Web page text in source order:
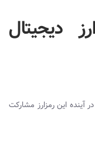
دیجیتال
آینده این رمزارز مشارکت